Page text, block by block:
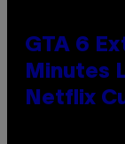
GTA 6
Minutes
Netflix